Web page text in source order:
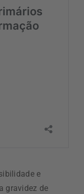
e
gravidez de